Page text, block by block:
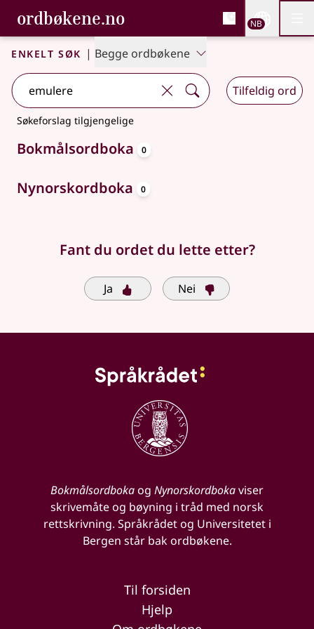
Gå til hovedinnhold
Tilgjengelighet
ordbøkene.no, Bokmålsordboka og
Bokmålsordboka og Nynorskordboka
NB
Enkelt søk | Begge ordbøkene
Tilfeldig ord
Søkeforslag tilgjengelige
Bokmålsordboka 0
Nynorskordboka 0
Fant du ordet du lette etter?
Ja Nei
Bokmålsordbokaog Nynorskordbokaviser
skrivemåte og bøyning i tråd med norsk
rettskrivning. Språkrådet og Universitetet i
Bergen står bak ordbøkene.
Til forsiden
Hjelp